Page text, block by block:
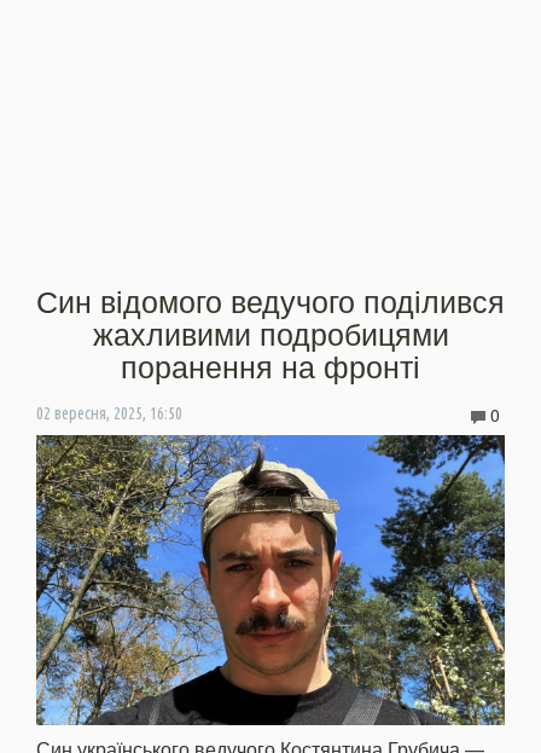
Син відомого ведучого поділився
жахливими подробицями
поранення на фронті
02 вересня, 2025, 16:50 0